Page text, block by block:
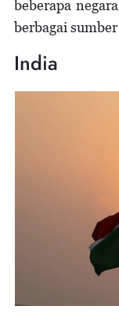
beberapa
berbagai
India